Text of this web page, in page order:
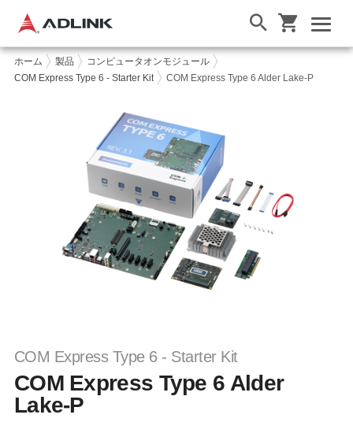
ホーム 製品
コンピュータオンモジュール
COM Express Type 6 - Starter Kit
COM Express Type 6 Alder Lake-P
COM Express Type 6 - Starter Kit
COM Express Type 6 Alder
Lake-P